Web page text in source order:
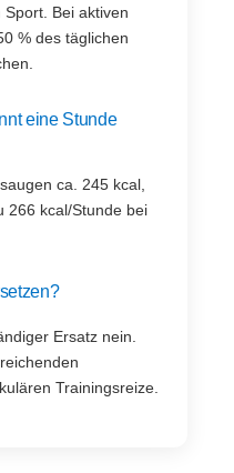
Bei aktiven
% des täglichen
eine Stunde
ca. 245 kcal,
266 kcal/Stunde bei
Ersatz nein.
Trainingsreize.